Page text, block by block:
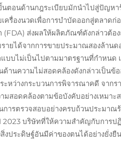
ตอนด้านกฎระเบียบมักนำไปสู่ปัญหา
เครื่องนวดเพื่อการบำบัดออกสู่ตลาด
(FDA) ส่งผลให้ผลิตภัณฑ์ดังกล่าวต้อ
ายได้จากการขายประมาณสองล้าน
บบไม่เป็นไปตามมาตรฐานที่กำหน
ด้านความไม่สอดคล้องดังกล่าวเป็นข้
ะหว่างกระบวนการพิจารณาคดี จาก
มสอดคล้องตามข้อบังคับอย่างเหมา
ารตรวจสอบอย่างครบถ้วนประมาณ
บริษัทที่ให้ความสำคัญกับการป
งประดิษฐ์อันมีค่าของตนได้อย่างยั่งยื